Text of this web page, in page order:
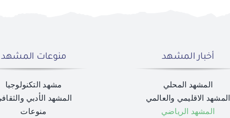
أخبار المشهد
المشهد المحلي
المشهد الاقليمي والعالمي
المشهد الرياضي
منوعات المشهد
مشهد التكنولوجيا
المشهد الأدبي
منوعات